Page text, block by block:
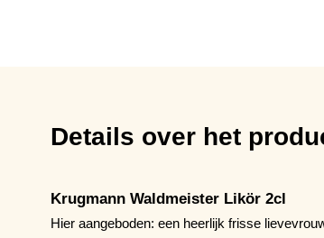
Details over het
Krugmann Waldmeister Likör 2cl
Hier aangeboden: een heerlijk frisse